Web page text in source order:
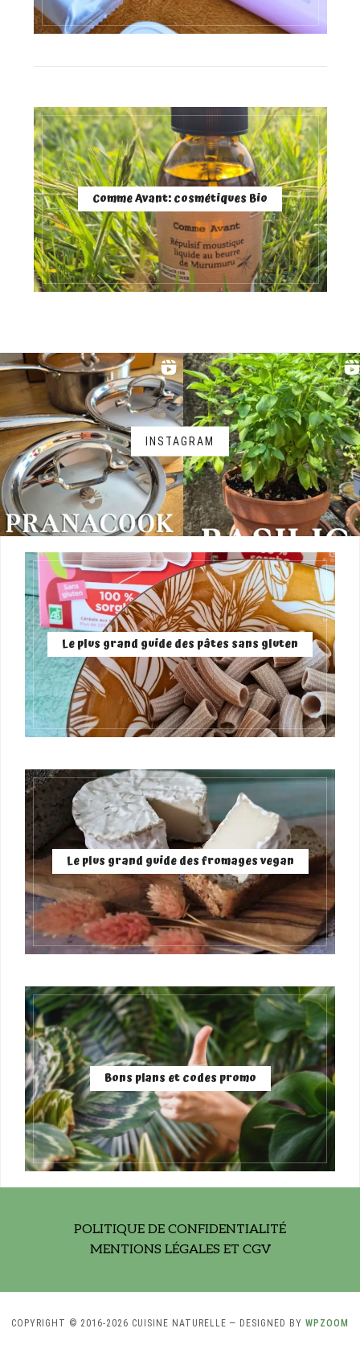
Comme Avant: cosmétiques Bio
INSTAGRAM
Le plus grand guide des pâtes sans gluten
Le plus grand guide des fromages vegan
Bons plans et codes promo
POLITIQUE DE CONFIDENTIALITÉ
MENTIONS LÉGALES ET CGV
COPYRIGHT © 2016-2026 CUISINE NATURELLE — DESIGNED BY WPZOOM